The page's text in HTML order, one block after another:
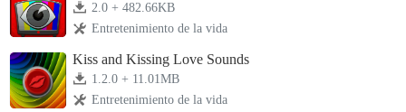
2.0 + 482.66KB
Entretenimiento de la vida
Kiss and Kissing Love Sounds
1.2.0 + 11.01MB
Entretenimiento de la vida